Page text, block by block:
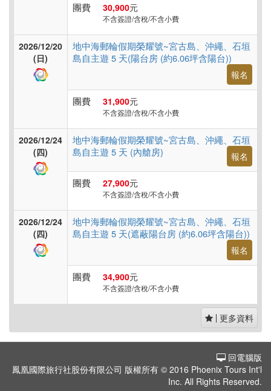
團費 30,900元
不含簽證/含稅/不含小費
2026/12/20
(日)
地中海郵輪假期榮耀號~宮古島、沖繩、石垣
島自主遊 5 天(陽台房 (約6.06坪含陽台))
報名
團費 31,900元
不含簽證/含稅/不含小費
2026/12/24
(四)
地中海郵輪假期榮耀號~宮古島、沖繩、石垣
島自主遊 5 天 (內艙房)
報名
團費 27,900元
不含簽證/含稅/不含小費
2026/12/24
(四)
地中海郵輪假期榮耀號~宮古島、沖繩、石垣
島自主遊 5 天(遮蔽陽台房 (約6.06坪含陽台))
報名
團費 34,900元
不含簽證/含稅/不含小費
更多資料
回電腦版
鳳凰國際旅行社股份有限公司 版權所有 © 2016 Phoenix Tours Int'l
Inc. All Rights Reserved.